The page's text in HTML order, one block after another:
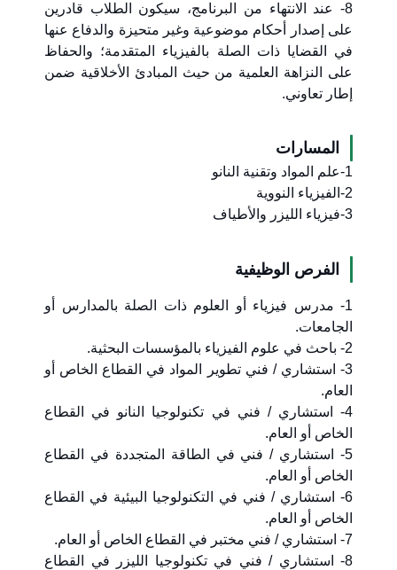
8- عند الانتهاء من البرنامج، سيكون الطلاب قادرين
على إصدار أحكام موضوعية وغير متحيزة والدفاع عنها
في القضايا ذات الصلة بالفيزياء المتقدمة؛ والحفاظ
على النزاهة العلمية من حيث المبادئ الأخلاقية ضمن
إطار تعاوني.
المسارات
1-علم المواد وتقنية النانو
2-الفيزياء النووية
3-فيزياء الليزر والأطياف
الفرص الوظيفية
1- مدرس فيزياء أو العلوم ذات الصلة بالمدارس أو
الجامعات.
2- باحث في علوم الفيزياء بالمؤسسات البحثية.
3- استشاري / فني تطوير المواد في القطاع الخاص أو
العام.
4- استشاري / فني في تكنولوجيا النانو في القطاع
الخاص أو العام.
5- استشاري / فني في الطاقة المتجددة في القطاع
الخاص أو العام.
6- استشاري / فني في التكنولوجيا البيئية في القطاع
الخاص أو العام.
7- استشاري / فني مختبر في القطاع الخاص أو العام.
8- استشاري / فني في تكنولوجيا الليزر في القطاع